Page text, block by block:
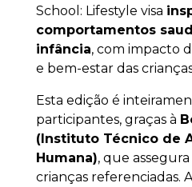
School: Lifestyle visa
comportamentos
infância, com impacto
e bem-estar das
Esta edição é
participantes, graças à
(Instituto Técnico de
Humana), que
crianças referenciadas.